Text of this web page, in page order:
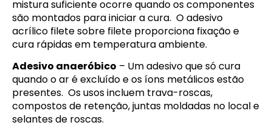
mistura suficiente ocorre quando os componentes
são montados para iniciar a cura. O adesivo
acrílico filete sobre filete proporciona fixação e
cura rápidas em temperatura ambiente.
Adesivo anaeróbico – Um adesivo que só cura
quando o ar é excluído e os íons metálicos estão
presentes. Os usos incluem trava-roscas,
compostos de retenção, juntas moldadas no local e
selantes de roscas.